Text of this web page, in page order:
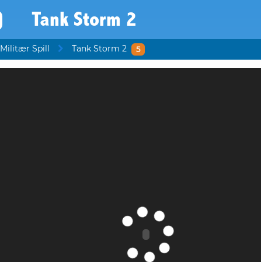
Tank Storm 2
Militær Spill Tank Storm 2 5